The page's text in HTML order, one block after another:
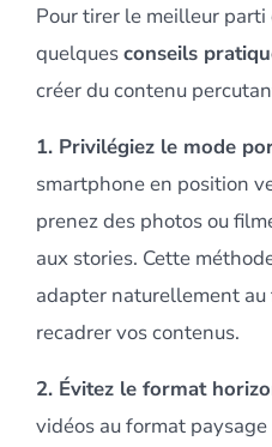
Pour tirer le meilleur
quelquesconseils
créer du contenu
1. Privilégiez le mode
smartphone en position
prenez des photos ou
aux stories. Cette
adapter naturellement
recadrer vos contenus.
2. Évitez le format
vidéos au format